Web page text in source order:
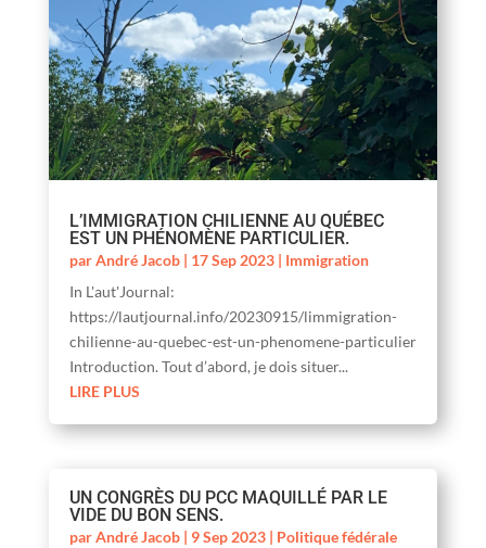
L’IMMIGRATION CHILIENNE AU QUÉBEC
EST UN PHÉNOMÈNE PARTICULIER.
parAndré Jacob| 17 Sep 2023| Immigration
In L'aut'Journal:
https://lautjournal.info/20230915/limmigration-
chilienne-au-quebec-est-un-phenomene-particulier
Introduction. Tout d’abord, je dois situer...
LIRE PLUS
UN CONGRÈS DU PCC MAQUILLÉ PAR LE
VIDE DU BON SENS.
parAndré Jacob| 9 Sep 2023| Politique fédérale